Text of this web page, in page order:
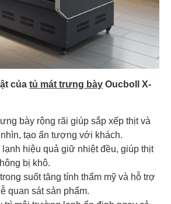
của tủ mát trưng bày Oucboll X-
bày rộng rãi giúp sắp xếp thịt và
tạo ấn tượng với khách.
lạnh hiệu quả giữ nhiệt đều, giúp thịt
bị khô.
suốt tăng tính thẩm mỹ và hỗ trợ
quan sát sản phẩm.